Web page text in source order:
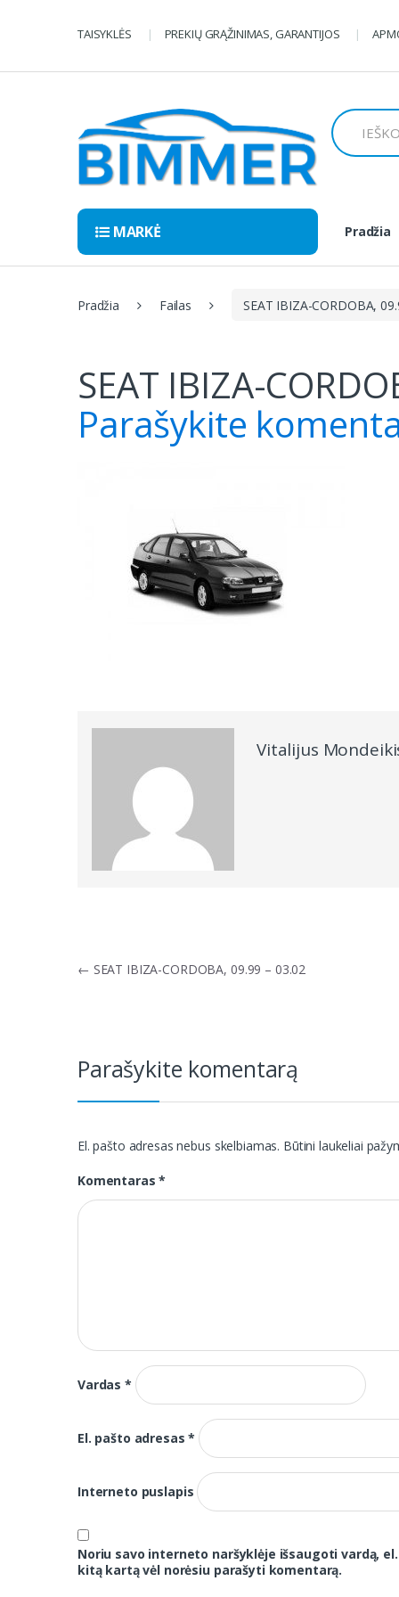
TAISYKLĖS PREKIŲ GRĄŽINIMAS, GARANTIJOS
Ieškoti:
MARKĖ Pradžia
Pradžia Failas SEAT IBIZA-CORDOBA,
SEAT IBIZA-
Parašykite
Vitalijus
Navigacija
← SEAT IBIZA-CORDOBA, 09.99 – 03.02
Parašykite komentarą
El. pašto adresas nebus skelbiamas. Būtini laukeliai
Komentaras*
Vardas*
El. pašto adresas*
Interneto puslapis
Noriu savo interneto naršyklėje išsaugoti vardą,
kitą kartą vėl norėsiu parašyti komentarą.